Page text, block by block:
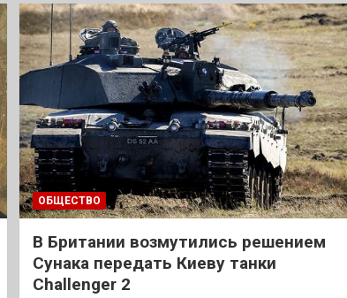
ОБЩЕСТВО
В Британии возмутились решением
Сунака передать Киеву танки
Challenger 2